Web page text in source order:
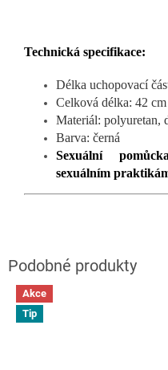
Technická specifikace:
Délka uchopovací
Celková délka: 42 cm
Materiál: polyuretan,
Barva: černá
Sexuální
sexuálním
Akce
Tip